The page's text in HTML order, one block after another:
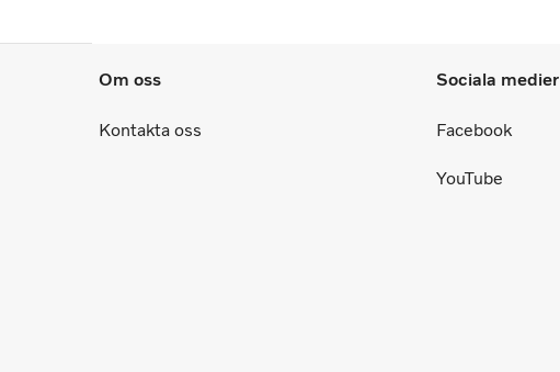
Om oss
Kontakta oss
Sociala medier
Facebook
YouTube